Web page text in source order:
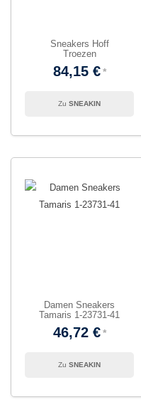
Sneakers Hoff
Troezen
84,15 €
SNEAKIN
Damen Sneakers
Tamaris 1-23731-41
46,72 €
SNEAKIN